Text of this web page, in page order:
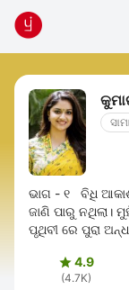
ଭାଗ - ୧ ବିଧି
ଜାଣି ପାରୁ ନଥିଲା।
ପୃଥିବୀ ରେ ପୁରା
4.9
(4.7K)